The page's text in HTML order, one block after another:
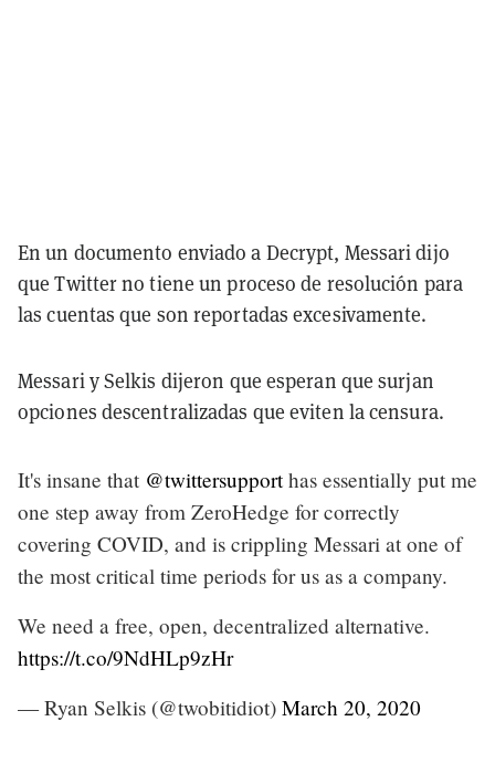
En un documento enviado a Decrypt, Messari dijo
que Twitter no tiene un proceso de resolución para
las cuentas que son reportadas excesivamente.
Messari y Selkis dijeron que esperan que surjan
opciones descentralizadas que eviten la censura.
It's insane that @twittersupporthas essentially put me
one step away from ZeroHedge for correctly
covering COVID, and is crippling Messari at one of
the most critical time periods for us as a company.
We need a free, open, decentralized alternative.
https://t.co/9NdHLp9zHr
— Ryan Selkis (@twobitidiot) March 20, 2020